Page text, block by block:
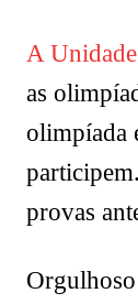
A
as
olimpíada
provas